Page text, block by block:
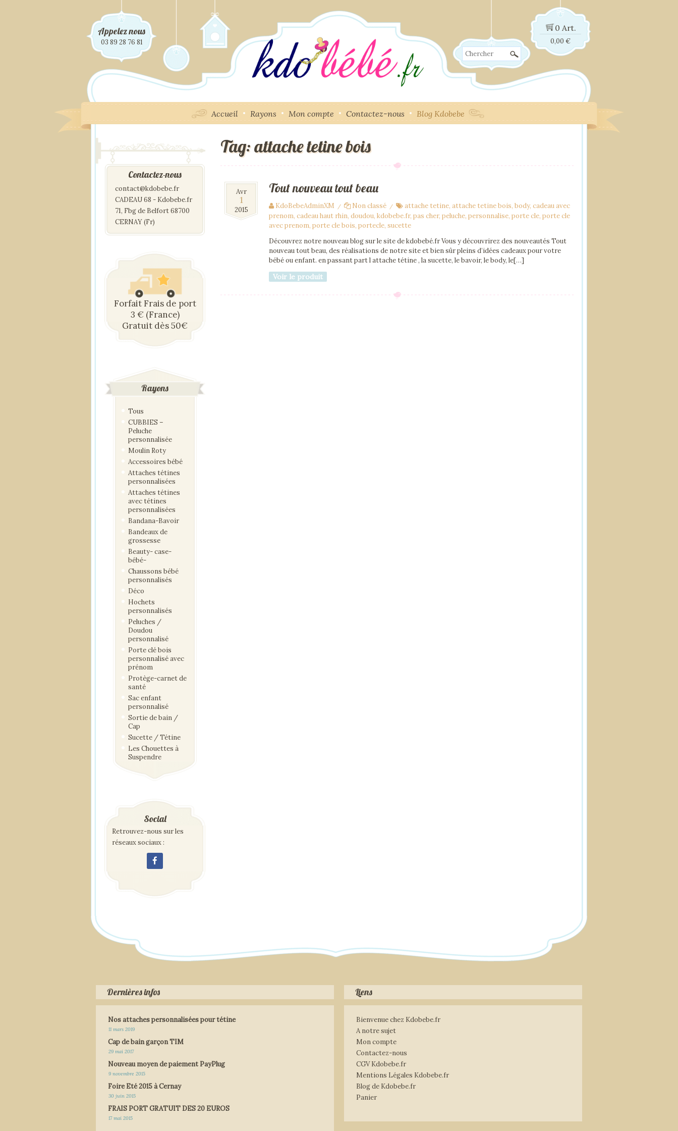
Appelez nous
03 89 28 76 81
Chercher
0 Art.
0,00 €
Accueil Rayons Mon compte Contactez-nous Blog Kdobebe
Tag: attache tetine bois
Avr
1
2015
Tout nouveau tout beau
KdoBebeAdminXM / Non classé / attache tetine, attache tetine bois, body, cadeau avec
prenom, cadeau haut rhin, doudou, kdobebe.fr, pas cher, peluche, personnalise, porte cle, porte cle
avec prenom, porte cle bois, portecle, sucette
Découvrez notre nouveau blog sur le site de kdobebé.fr Vous y découvrirez des nouveautés Tout
nouveau tout beau, des réalisations de notre site et bien sûr pleins d’idées cadeaux pour votre
bébé ou enfant. en passant part l attache tétine , la sucette, le bavoir, le body, le[…]
Voir le produit
Contactez-nous
contact@kdobebe.fr
CADEAU 68 - Kdobebe.fr
71, Fbg de Belfort 68700
CERNAY (Fr)
Forfait Frais de port
3 € (France)
Gratuit dès 50€
Rayons
Tous
CUBBIES –
Peluche
personnalisée
Moulin Roty
Accessoires bébé
Attaches tétines
personnalisées
Attaches tétines
avec tétines
personnalisées
Bandana-Bavoir
Bandeaux de
grossesse
Beauty- case-
bébé-
Chaussons bébé
personnalisés
Déco
Hochets
personnalisés
Peluches /
Doudou
personnalisé
Porte clé bois
personnalisé avec
prénom
Protège-carnet de
santé
Sac enfant
personnalisé
Sortie de bain /
Cap
Sucette / Tétine
Les Chouettes à
Suspendre
Social
Retrouvez-nous sur les
réseaux sociaux :
Dernières infos
Nos attaches personnalisées pour tétine
11 mars 2019
Cap de bain garçon TIM
29 mai 2017
Nouveau moyen de paiement PayPlug
9 novembre 2015
Foire Eté 2015 à Cernay
30 juin 2015
FRAIS PORT GRATUIT DES 20 EUROS
17 mai 2015
Liens
Bienvenue chez Kdobebe.fr
A notre sujet
Mon compte
Contactez-nous
CGV Kdobebe.fr
Mentions Légales Kdobebe.fr
Blog de Kdobebe.fr
Panier